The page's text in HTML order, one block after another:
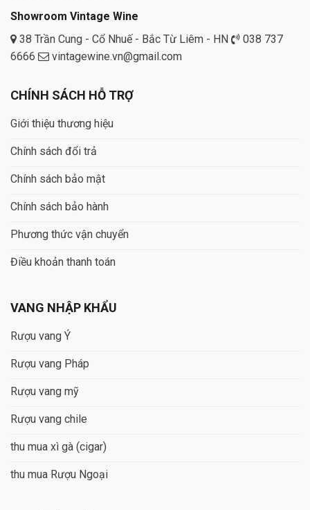
Showroom Vintage Wine
38 Trần Cung - Cổ Nhuế - Bắc Từ Liêm - HN
038 737
6666
vintagewine.vn@gmail.com
CHÍNH SÁCH HỖ TRỢ
Giới thiệu thương hiệu
Chính sách đổi trả
Chính sách bảo mật
Chính sách bảo hành
Phương thức vận chuyển
Điều khoản thanh toán
VANG NHẬP KHẨU
Rượu vang Ý
Rượu vang Pháp
Rượu vang mỹ
Rượu vang chile
thu mua xì gà (cigar)
thu mua Rượu Ngoại